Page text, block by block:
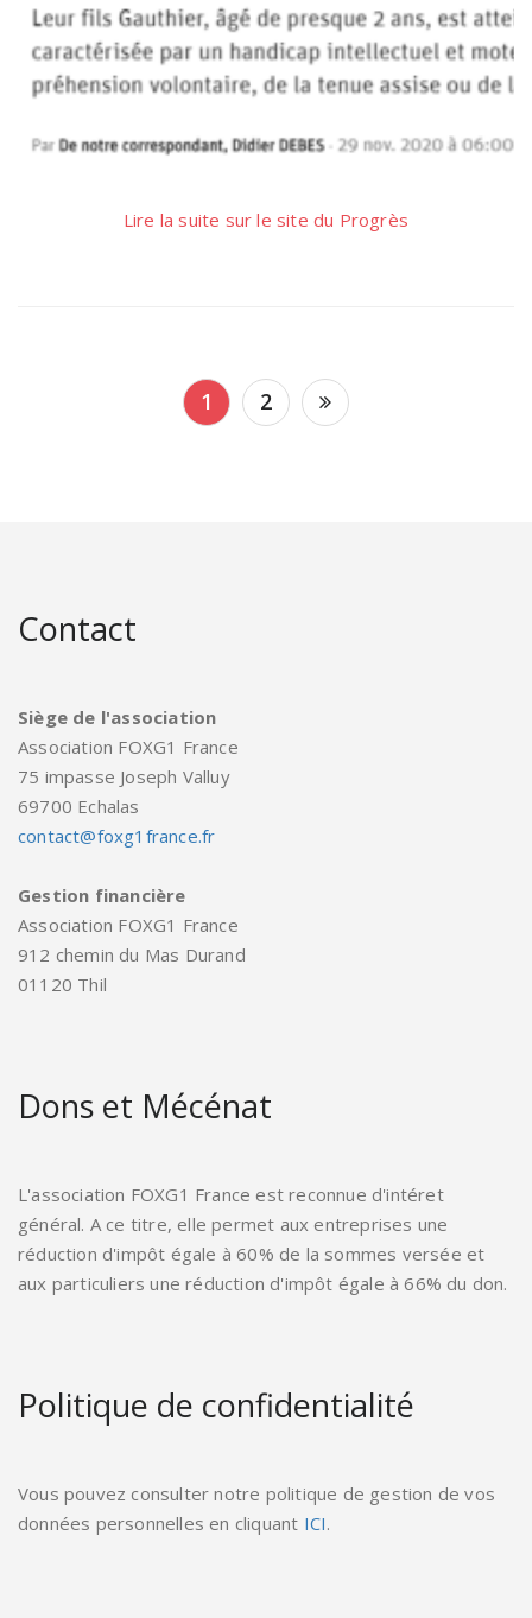
Lire la suite sur le site du Progrès
Pagination 1 2
Contact
Siège de l'association
Association FOXG1 France
75 impasse Joseph Valluy
69700 Echalas
contact@foxg1france.fr
Gestion financière
Association FOXG1 France
912 chemin du Mas Durand
01120 Thil
Dons et Mécénat
L'association FOXG1 France est reconnue d'intéret
général. A ce titre, elle permet aux entreprises une
réduction d'impôt égale à 60% de la sommes versée et
aux particuliers une réduction d'impôt égale à 66% du don.
Politique de confidentialité
Vous pouvez consulter notre politique de gestion de vos
données personnelles en cliquant ICI.